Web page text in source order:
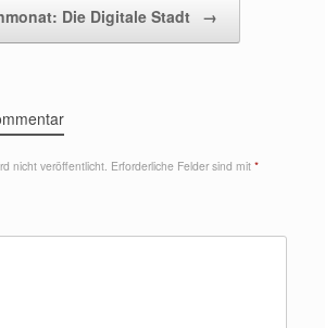
Die Digitale Stadt →
nicht veröffentlicht. Erforderliche Felder sind mit *